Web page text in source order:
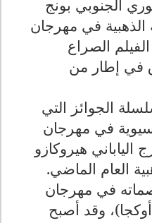
الجنوبي بونج
في مهرجان
الفيلم الصراع
في إطار من
الجوائز التي
في مهرجان
الياباني هيروكازو
العام الماضي.
في مهرجان
بفيلمه (أوكجا)، وقد أصبح